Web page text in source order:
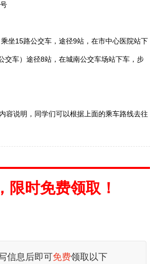
坐15路公交车，途径9站，在市中心医院站下
交车）途径8站，在城南公交车场站下车，步
容说明，同学们可以根据上面的乘车路线去往
限时免费领取！
信息后即可免费领取以下